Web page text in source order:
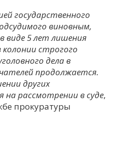
государственного
виновным,
виде 5 лет лишения
строгого
дела в
продолжается.
других
на рассмотрении в суде,
прокуратуры